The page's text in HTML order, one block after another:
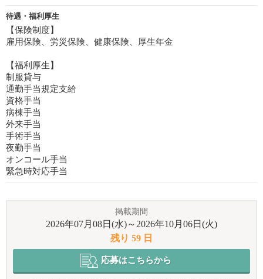
待遇・福利厚生
【保険制度】
雇用保険、労災保険、健康保険、厚生年金
【福利厚生】
制服貸与
通勤手当規定支給
資格手当
病棟手当
外来手当
手術手当
夜勤手当
オンコール手当
緊急時対応手当
掲載期間
2026年07月08日(水)～2026年10月06日(火)
残り 59 日
応募はこちらから